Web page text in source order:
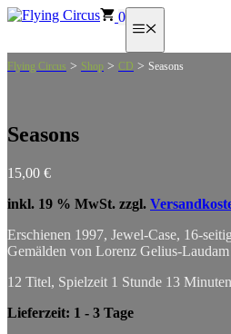
Zum
0
Menü
Flying Circus > Shop > CD > Seasons
Seasons
15,00 €
inkl. 19 % MwSt. zzgl.
Erschienen 1997, Jewel-Case, 16-
Gemälden von Lorenz Gelius-Laudam
12 Titel, Spielzeit 1 Stunde 13 Minuten
Lieferzeit: 1 - 3 Tage